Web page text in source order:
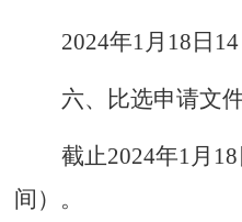
2024年1月18日
六、比选申请文
截止2024年1月
间）。